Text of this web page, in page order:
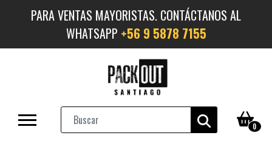
PARA VENTAS MAYORISTAS. CONTÁCTANOS AL
WHATSAPP +56 9 5878 7155
0